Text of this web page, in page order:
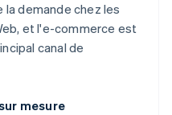
demande chez les
et l'e-commerce est
canal de
mesure